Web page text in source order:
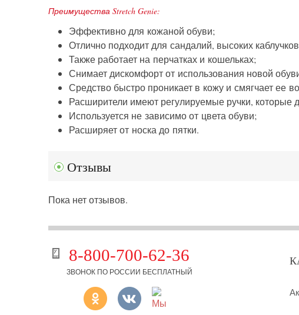
Преимущества Stretch Genie:
Эффективно для кожаной обуви;
Отлично подходит для сандалий, высоких
Также работает на перчатках и кошельках;
Снимает дискомфорт от использования новой
Средство быстро проникает в кожу и смягчает ее
Расширители имеют регулируемые ручки, которые
Используется не зависимо от цвета обуви;
Расширяет от носка до пятки.
Отзывы
Пока нет отзывов.
8-800-700-62-36
ЗВОНОК ПО РОССИИ БЕСПЛАТНЫЙ